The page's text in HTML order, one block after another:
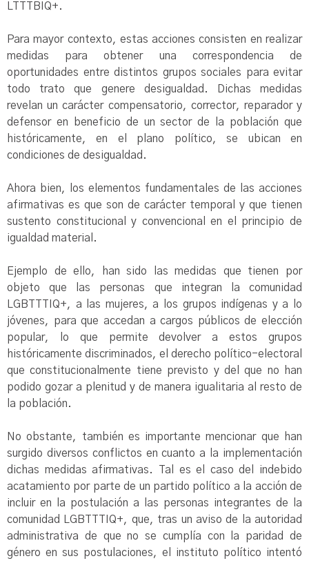
LTTTBIQ+.
Para mayor contexto, estas acciones consisten en realizar
medidas para obtener una correspondencia de
oportunidades entre distintos grupos sociales para evitar
todo trato que genere desigualdad. Dichas medidas
revelan un carácter compensatorio, corrector, reparador y
defensor en beneficio de un sector de la población que
históricamente, en el plano político, se ubican en
condiciones de desigualdad.
Ahora bien, los elementos fundamentales de las acciones
afirmativas es que son de carácter temporal y que tienen
sustento constitucional y convencional en el principio de
igualdad material .
Ejemplo de ello, han sido las medidas que tienen por
objeto que las personas que integran la comunidad
LGBTTTIQ+, a las mujeres, a los grupos indígenas y a lo
jóvenes, para que accedan a cargos públicos de elección
popular, lo que permite devolver a estos grupos
históricamente discriminados, el derecho político-electoral
que constitucionalmente tiene previsto y del que no han
podido gozar a plenitud y de manera igualitaria al resto de
la población.
No obstante, también es importante mencionar que han
surgido diversos conflictos en cuanto a la implementación
dichas medidas afirmativas. Tal es el caso del indebido
acatamiento por parte de un partido político a la acción de
incluir en la postulación a las personas integrantes de la
comunidad LGBTTTIQ+, que, tras un aviso de la autoridad
administrativa de que no se cumplía con la paridad de
género en sus postulaciones, el instituto político intentó